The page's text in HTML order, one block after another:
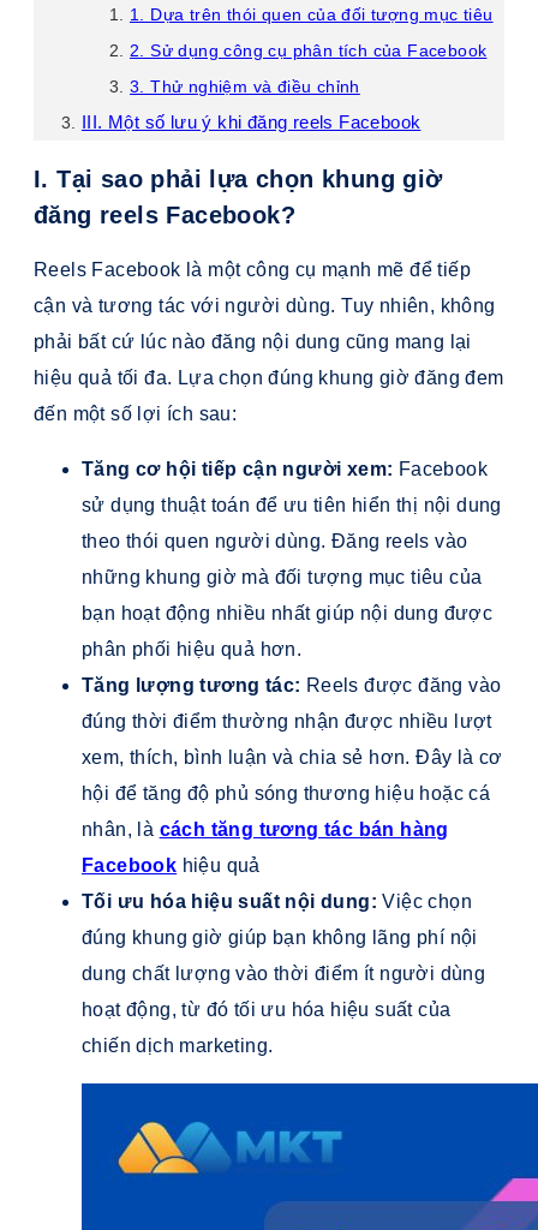
1. Dựa trên thói quen của đối tượng mục tiêu
2. Sử dụng công cụ phân tích của Facebook
3. Thử nghiệm và điều chỉnh
III. Một số lưu ý khi đăng reels Facebook
I. Tại sao phải lựa chọn khung giờ
đăng reels Facebook?
Reels Facebook là một công cụ mạnh mẽ để tiếp
cận và tương tác với người dùng. Tuy nhiên, không
phải bất cứ lúc nào đăng nội dung cũng mang lại
hiệu quả tối đa. Lựa chọn đúng khung giờ đăng đem
đến một số lợi ích sau:
Tăng cơ hội tiếp cận người xem: Facebook
sử dụng thuật toán để ưu tiên hiển thị nội dung
theo thói quen người dùng. Đăng reels vào
những khung giờ mà đối tượng mục tiêu của
bạn hoạt động nhiều nhất giúp nội dung được
phân phối hiệu quả hơn.
Tăng lượng tương tác: Reels được đăng vào
đúng thời điểm thường nhận được nhiều lượt
xem, thích, bình luận và chia sẻ hơn. Đây là cơ
hội để tăng độ phủ sóng thương hiệu hoặc cá
nhân, là cách tăng tương tác bán hàng
Facebook hiệu quả
Tối ưu hóa hiệu suất nội dung:Việc chọn
đúng khung giờ giúp bạn không lãng phí nội
dung chất lượng vào thời điểm ít người dùng
hoạt động, từ đó tối ưu hóa hiệu suất của
chiến dịch marketing.